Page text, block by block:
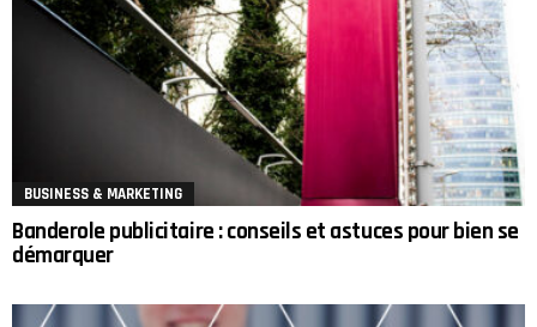
BUSINESS & MARKETING
Banderole publicitaire : conseils et astuces pour bien se
démarquer